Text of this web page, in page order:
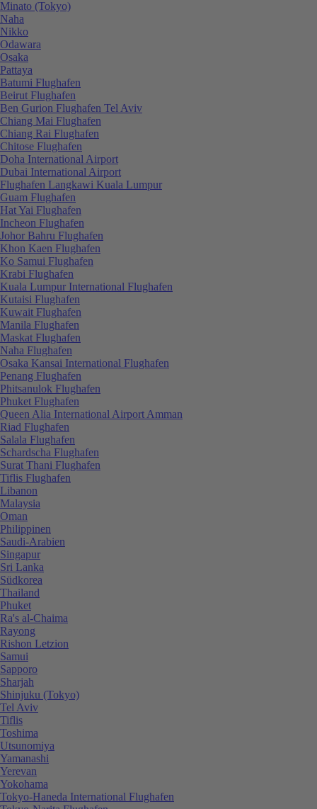
Minato (Tokyo)
Naha
Nikko
Odawara
Osaka
Pattaya
Batumi Flughafen
Beirut Flughafen
Ben Gurion Flughafen Tel Aviv
Chiang Mai Flughafen
Chiang Rai Flughafen
Chitose Flughafen
Doha International Airport
Dubai International Airport
Flughafen Langkawi Kuala Lumpur
Guam Flughafen
Hat Yai Flughafen
Incheon Flughafen
Johor Bahru Flughafen
Khon Kaen Flughafen
Ko Samui Flughafen
Krabi Flughafen
Kuala Lumpur International Flughafen
Kutaisi Flughafen
Kuwait Flughafen
Manila Flughafen
Maskat Flughafen
Naha Flughafen
Osaka Kansai International Flughafen
Penang Flughafen
Phitsanulok Flughafen
Phuket Flughafen
Queen Alia International Airport Amman
Riad Flughafen
Salala Flughafen
Schardscha Flughafen
Surat Thani Flughafen
Tiflis Flughafen
Libanon
Malaysia
Oman
Philippinen
Saudi-Arabien
Singapur
Sri Lanka
Südkorea
Thailand
Phuket
Ra's al-Chaima
Rayong
Rishon Letzion
Samui
Sapporo
Sharjah
Shinjuku (Tokyo)
Tel Aviv
Tiflis
Toshima
Utsunomiya
Yamanashi
Yerevan
Yokohama
Tokyo-Haneda International Flughafen